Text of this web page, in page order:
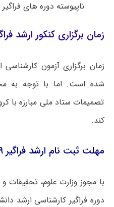
ناپیوسته دوره های فراگیر
زمان برگزاری کنکور ارشد
شده است. اما با توجه به
تصمیمات ستاد ملی مبارزه با
کند.
مهلت ثبت نام ارشد فراگیر ۹۹
با مجوز وزارت علوم،